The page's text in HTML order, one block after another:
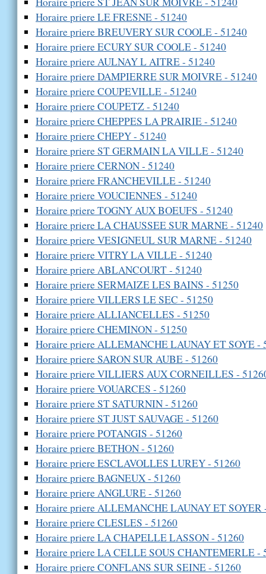
Horaire priere LE FRESNE - 51240
Horaire priere BREUVERY SUR COOLE - 51240
Horaire priere ECURY SUR COOLE - 51240
Horaire priere AULNAY L AITRE - 51240
Horaire priere DAMPIERRE SUR MOIVRE - 51240
Horaire priere COUPEVILLE - 51240
Horaire priere COUPETZ - 51240
Horaire priere CHEPPES LA PRAIRIE - 51240
Horaire priere CHEPY - 51240
Horaire priere ST GERMAIN LA VILLE - 51240
Horaire priere CERNON - 51240
Horaire priere FRANCHEVILLE - 51240
Horaire priere VOUCIENNES - 51240
Horaire priere TOGNY AUX BOEUFS - 51240
Horaire priere LA CHAUSSEE SUR MARNE - 51240
Horaire priere VESIGNEUL SUR MARNE - 51240
Horaire priere VITRY LA VILLE - 51240
Horaire priere ABLANCOURT - 51240
Horaire priere SERMAIZE LES BAINS - 51250
Horaire priere VILLERS LE SEC - 51250
Horaire priere ALLIANCELLES - 51250
Horaire priere CHEMINON - 51250
Horaire priere ALLEMANCHE LAUNAY ET SOYE -
Horaire priere SARON SUR AUBE - 51260
Horaire priere VILLIERS AUX CORNEILLES -
Horaire priere VOUARCES - 51260
Horaire priere ST SATURNIN - 51260
Horaire priere ST JUST SAUVAGE - 51260
Horaire priere POTANGIS - 51260
Horaire priere BETHON - 51260
Horaire priere ESCLAVOLLES LUREY - 51260
Horaire priere BAGNEUX - 51260
Horaire priere ANGLURE - 51260
Horaire priere ALLEMANCHE LAUNAY ET SOYER
Horaire priere CLESLES - 51260
Horaire priere LA CHAPELLE LASSON - 51260
Horaire priere LA CELLE SOUS CHANTEMERLE -
Horaire priere CONFLANS SUR SEINE - 51260